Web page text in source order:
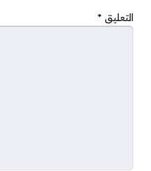
التعليق *